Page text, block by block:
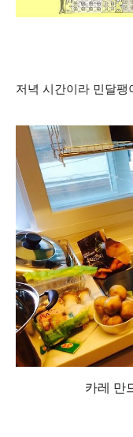
저녁 시간이라 민달
카레 만